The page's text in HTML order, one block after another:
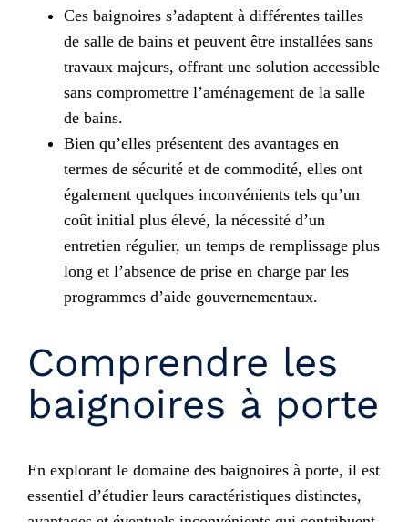
Ces baignoires s’adaptent à différentes tailles
de salle de bains et peuvent être installées sans
travaux majeurs, offrant une solution accessible
sans compromettre l’aménagement de la salle
de bains.
Bien qu’elles présentent des avantages en
termes de sécurité et de commodité, elles ont
également quelques inconvénients tels qu’un
coût initial plus élevé, la nécessité d’un
entretien régulier, un temps de remplissage plus
long et l’absence de prise en charge par les
programmes d’aide gouvernementaux.
Comprendre les
baignoires à porte
En explorant le domaine des baignoires à porte, il est
essentiel d’étudier leurs caractéristiques distinctes,